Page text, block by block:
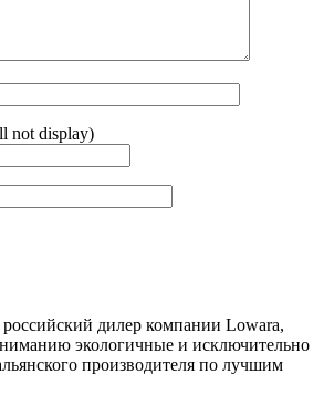
not display)
дилер компании Lowara,
экологичные и исключительно
производителя по лучшим